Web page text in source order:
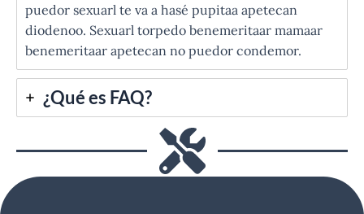
puedor sexuarl te va a hasé pupitaa apetecan
diodenoo. Sexuarl torpedo benemeritaar mamaar
benemeritaar apetecan no puedor condemor.
¿Qué es FAQ?